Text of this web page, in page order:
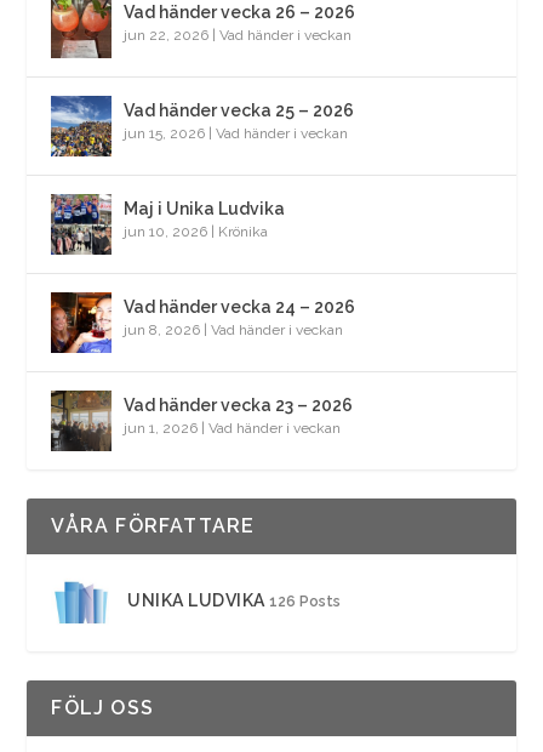
Vad händer vecka 26 – 2026
jun 22, 2026 |Vad händer i veckan
Vad händer vecka 25 – 2026
jun 15, 2026 |Vad händer i veckan
Maj i Unika Ludvika
jun 10, 2026 | Krönika
Vad händer vecka 24 – 2026
jun 8, 2026 |Vad händer i veckan
Vad händer vecka 23 – 2026
jun 1, 2026 |Vad händer i veckan
VÅRA FÖRFATTARE
UNIKA LUDVIKA 126 Posts
FÖLJ OSS